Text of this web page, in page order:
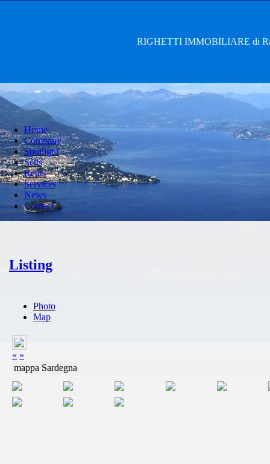
RIGHETTI IMMOBILIARE di
Home
Company
Spotlight
Sells
Rents
Services
News
Contact
Listing
Photo
Map
« »
mappa Sardegna